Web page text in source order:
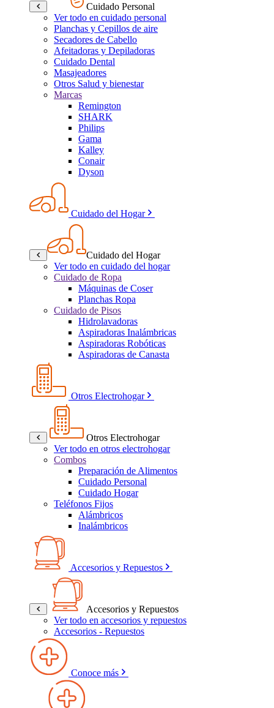
Cuidado Personal
Ver todo en cuidado personal
Planchas y Cepillos de aire
Secadores de Cabello
Afeitadoras y Depiladoras
Cuidado Dental
Masajeadores
Otros Salud y bienestar
Marcas
Remington
SHARK
Philips
Gama
Kalley
Conair
Dyson
Cuidado del Hogar
Cuidado del Hogar
Ver todo en cuidado del hogar
Cuidado de Ropa
Máquinas de Coser
Planchas Ropa
Cuidado de Pisos
Hidrolavadoras
Aspiradoras Inalámbricas
Aspiradoras Robóticas
Aspiradoras de Canasta
Otros Electrohogar
Otros Electrohogar
Ver todo en otros electrohogar
Combos
Preparación de Alimentos
Cuidado Personal
Cuidado Hogar
Teléfonos Fijos
Alámbricos
Inalámbricos
Accesorios y Repuestos
Accesorios y Repuestos
Ver todo en accesorios y repuestos
Accesorios - Repuestos
Conoce más